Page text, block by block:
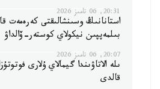
20:31, 06 تامىز 2026
استانانىڭ وسىنشالىقتى كەرەمەت
بىلمەپپىن نيكولاي كوستەر-ۆالداۋ
20:07, 06 تامىز 2026
ىلە الاتاۋىندا گيمالاي ۇلارى
قالدى